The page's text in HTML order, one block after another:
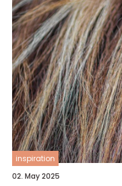
inspiration
02. May 2025